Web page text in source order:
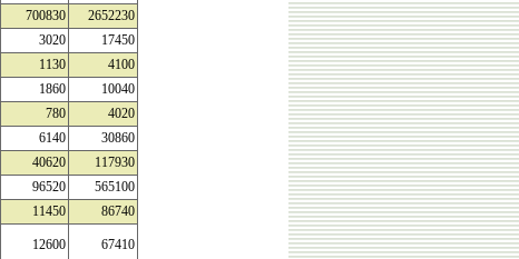
700830
2652230
3020
17450
1130
4100
1860
10040
780
4020
6140
30860
40620
117930
96520
565100
11450 86740
12600 67410